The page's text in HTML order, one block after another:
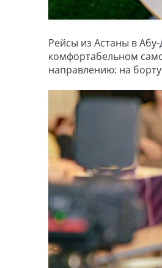
Рейсы из Астаны в
комфортабельном
направлению: на